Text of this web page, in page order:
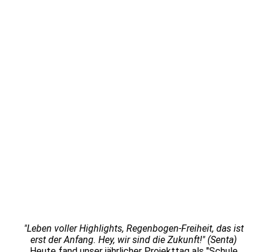
"Leben voller Highlights, Regenbogen-Freiheit, das ist
erst der Anfang. Hey, wir sind die Zukunft!" (Senta)